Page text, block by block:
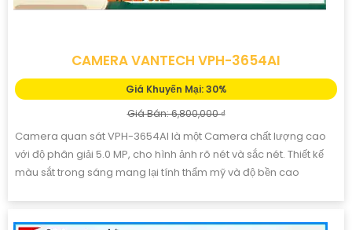
CAMERA VANTECH VPH-3654AI
Giá Khuyến Mại: 30%
Giá Bán: 6,800,000 ₫
Camera quan sát VPH-3654AI là một Camera chất lượng cao
với độ phân giải 5.0 MP, cho hình ảnh rõ nét và sắc nét. Thiết kế
màu sắt trong sáng mang lại tính thẩm mỹ và độ bền cao